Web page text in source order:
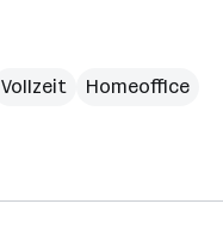
Vollzeit
Homeoffice